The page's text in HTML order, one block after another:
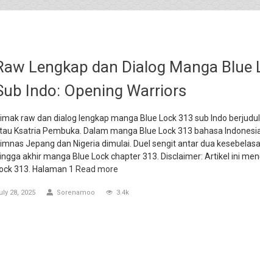
Lengkap dan Dialog Manga Blue
Indo: Opening Warriors
raw dan dialog lengkap manga Blue Lock 313 sub Indo
Ksatria Pembuka. Dalam manga Blue Lock 313 bahasa
Jepang dan Nigeria dimulai. Duel sengit antar dua
akhir manga Blue Lock chapter 313. Disclaimer: Artikel ini
313. Halaman 1 Read more
28, 2025 Sorenamoo 3.4k